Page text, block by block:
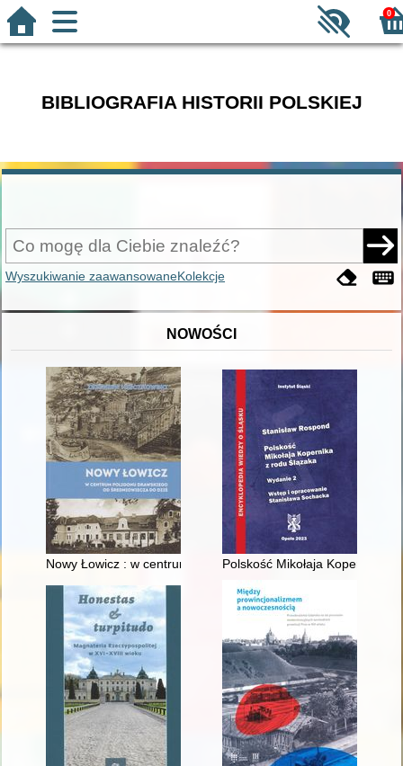
0
BIBLIOGRAFIA HISTORII POLSKIEJ
Wyszukiwanie zaawansowaneKolekcje
NOWOŚCI
Nowy Łowicz : w centrum poligonu drawskiego od
Polskość Mikołaja Kopernika z